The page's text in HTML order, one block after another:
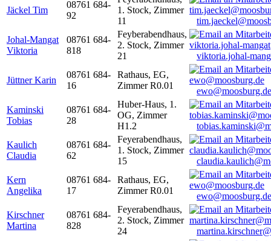
Jäckel Tim
08761 684-
92
1. Stock, Zimmer
11
Johal-Mangat
Viktoria
08761 684-
818
Feyberabendhaus,
2. Stock, Zimmer
21
viktoria.johal-
Jüttner Karin
08761 684-
16
Rathaus, EG,
Zimmer R0.01
ewo@moosburg.de
Kaminski
Tobias
08761 684-
28
Huber-Haus, 1.
OG, Zimmer
H1.2
Kaulich
Claudia
08761 684-
62
Feyerabendhaus,
1. Stock, Zimmer
15
Kern
Angelika
08761 684-
17
Rathaus, EG,
Zimmer R0.01
ewo@moosburg.de
Kirschner
Martina
08761 684-
828
Feyerabendhaus,
2. Stock, Zimmer
24